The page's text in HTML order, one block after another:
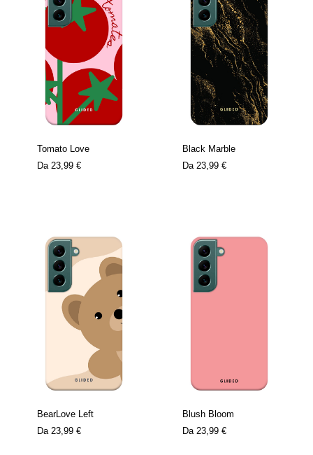
Tomato Love
Da 23,99 €
Black Marble
Da 23,99 €
BearLove Left
Da 23,99 €
Blush Bloom
Da 23,99 €